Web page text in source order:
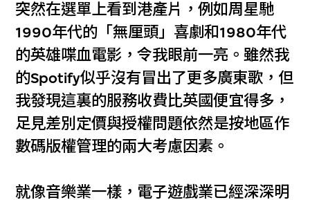
突然在選單上看到港產片，例如周星馳
1990年代的「無厘頭」喜劇和1980年代
的英雄喋血電影，令我眼前一亮。雖然我
的Spotify似乎沒有冒出了更多廣東歌，但
我發現這裏的服務收費比英國便宜得多，
足見差別定價與授權問題依然是按地區作
數碼版權管理的兩大考慮因素。
就像音樂業一樣，電子遊戲業已經深深明